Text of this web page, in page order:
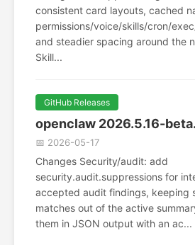
consistent card layouts, cached
permissions/voice/skills/cron/
and steadier spacing around the
Skill...
GitHub Releases
openclaw 2026.5.16-
📅 2026-05-17
Changes Security/audit: add
security.audit.suppressions for
accepted audit findings, keeping
matches out of the active
them in JSON output with an ac...